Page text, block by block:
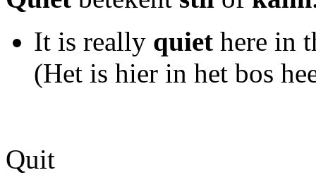
It is really quiet here in
(Het is hier in het bos
Quit